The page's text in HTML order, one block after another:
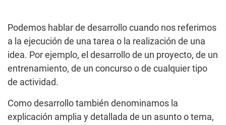
Podemos hablar de desarrollo cuando nos referimos
a la ejecución de una tarea o la realización de una
idea. Por ejemplo, el desarrollo de un proyecto, de un
entrenamiento, de un concurso o de cualquier tipo
de actividad.
Como desarrollo también denominamos la
explicación amplia y detallada de un asunto o tema,